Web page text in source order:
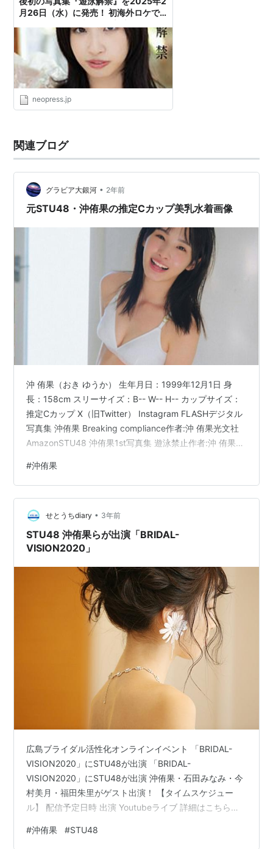
月26日（水）に発売！ 初海外ロケで
も解禁!! | Neopress ネオプレス
neopress.jp
関連ブログ
グラビア大銀河 • 2年前
元STU48・沖侑果の推定Cカップ美乳水着画像
沖 侑果（おき ゆうか） 生年月日：1999年12月1日 身
長：158cm スリーサイズ：B-- W-- H-- カップサイズ：
推定Cカップ X（旧Twitter） Instagram FLASHデジタル
写真集 沖侑果 Breaking compliance作者:沖 侑果光文社
AmazonSTU48 沖侑果1st写真集 遊泳禁止作者:沖 侑果玄
#沖侑果
せとうちdiary • 3年前
STU48 沖侑果らが出演「BRIDAL-
VISION2020」
広島ブライダル活性化オンラインイベント 「BRIDAL-
VISION2020」にSTU48が出演 「BRIDAL-
VISION2020」にSTU48が出演 沖侑果・石田みなみ・今
村美月・福田朱里がゲスト出演！ 【タイムスケジュー
ル】 配信予定日時 出演 Youtubeライブ 詳細はこちら
のSNS BRIDAL-VISION 20202020.12.27 12:00 ON AIR
#沖侑果 #STU48